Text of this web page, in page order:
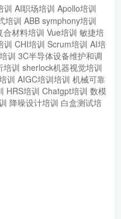
训 AI职场培训 Apollo培训
培训 ABB symphony培训
合材料培训 Vue培训 敏捷培
训 CHI培训 Scrum培训 AI培
训 3C半导体设备维护和调
培训 sherlock机器视觉培训
训 AIGC培训培训 机械可靠
HRS培训 Chatgpt培训 数模
降噪设计培训 白盒测试培